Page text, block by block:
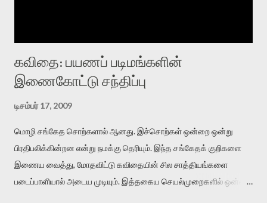
கவிதை: பயணப் படிமங்களின்
இணைகோட்டு சந்திப்பு
டிசம்பர் 17, 2009
மொழி சங்கேத சொற்களால் ஆனது. இச்சொற்கள் ஒன்றை ஒன்று
பிரதிபலிக்கின்றன என்று நமக்கு தெரியும். இந்த சங்கேதக் குறிகளை
இணைய வைத்து, மோதவிட்டு கவிதையின் சில சாத்தியங்களை
படைப்பாளியால் அடைய முடியும். இத்தகைய செயல்முறைகளில் ஒன்றை